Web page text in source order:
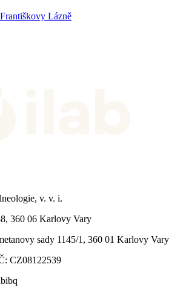
Lázně
v. v. i.
360 06 Karlovy Vary
sady 1145/1, 360 01 Karlovy Vary
CZ08122539